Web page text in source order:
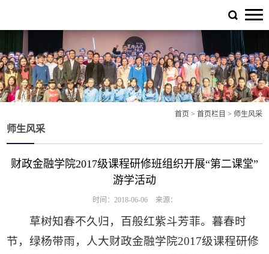
首页 > 首页栏目 > 师生风采
师生风采
财政金融学院2017级课程研修班组织开展“第二课堂”
游学活动
时间：2018-06-06 来源：
草树知春不久归，百般红紫斗芳菲。暮春时
节，绿杨带雨，人大财政金融学院2017级课程研修